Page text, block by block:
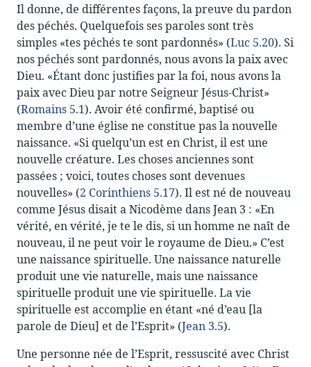
Il donne, de différentes façons, la preuve du pardon
des péchés. Quelquefois ses paroles sont très
simples «tes péchés te sont pardonnés» (Luc 5.20). Si
nos péchés sont pardonnés, nous avons la paix avec
Dieu. «Étant donc justifies par la foi, nous avons la
paix avec Dieu par notre Seigneur Jésus-Christ»
(Romains 5.1). Avoir été confirmé, baptisé ou
membre d’une église ne constitue pas la nouvelle
naissance. «Si quelqu’un est en Christ, il est une
nouvelle créature. Les choses anciennes sont
passées ; voici, toutes choses sont devenues
nouvelles» (2 Corinthiens 5.17). Il est né de nouveau
comme Jésus disait a Nicodème dans Jean 3 : «En
vérité, en vérité, je te le dis, si un homme ne naît de
nouveau, il ne peut voir le royaume de Dieu.» C’est
une naissance spirituelle. Une naissance naturelle
produit une vie naturelle, mais une naissance
spirituelle produit une vie spirituelle. La vie
spirituelle est accomplie en étant «né d’eau [la
parole de Dieu] et de l’Esprit» (Jean 3.5).
Une personne née de l’Esprit, ressuscité avec Christ